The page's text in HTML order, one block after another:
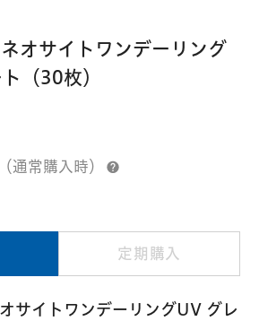
い捨て用
品
東レ
ついて
ネオサイトワンデーリング
（30枚）
（通常購入時）
定期購入
サイトワンデーリングUV グレ